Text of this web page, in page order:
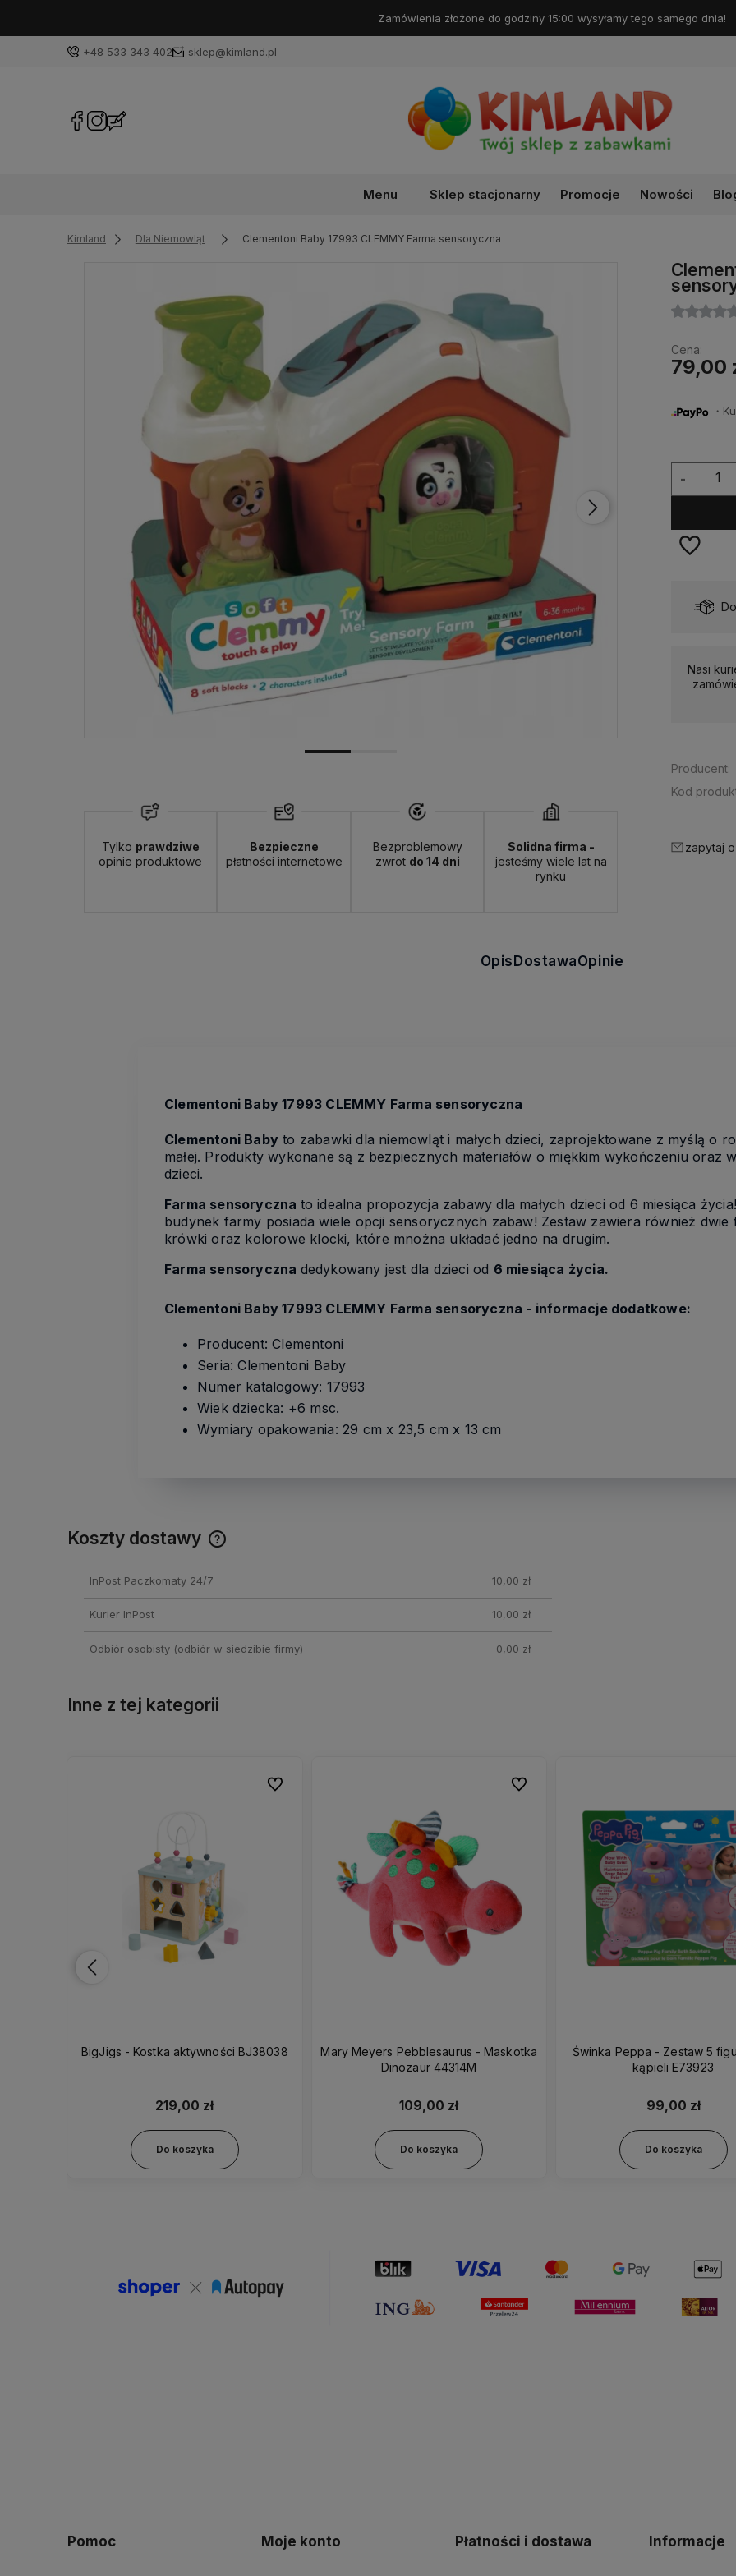
Darmowa dostawa od 99 zł!
+48 533 343 402 sklep@kimland.pl
Menu Sklep stacjonarny Promocje Nowości
Kimland Dla Niemowląt Clementoni Baby 17993 CLEMMY Farma sensoryczna
Tylko prawdziwe
opinie produktowe
Bezpieczne
płatności internetowe
Bezproblemowy
zwrot do 14 dni
Solidna firma -
jesteśmy wiele lat na
rynku
Cena:
79,00
・
-
od 10,00 zł - InPost Paczkomaty 24/7 Dostępność: Dostępny
Nasi
Producent:
Kod
zapytaj
OpisDostawaOpinie
Clementoni Baby 17993 CLEMMY Farma sensoryczna
Clementoni Baby to zabawki dla niemowląt i małych dzieci, zaprojektowane z myślą o
małej. Produkty wykonane są z bezpiecznych materiałów o miękkim wykończeniu oraz
dzieci.
Farma sensoryczna to idealna propozycja zabawy dla małych dzieci od 6 miesiąca
budynek farmy posiada wiele opcji sensorycznych zabaw! Zestaw zawiera również
krówki oraz kolorowe klocki, które mnożna układać jedno na drugim.
Farma sensoryczna dedykowany jest dla dzieci od 6 miesiąca życia.
Clementoni Baby 17993 CLEMMY Farma sensoryczna - informacje dodatkowe:
Producent: Clementoni
Seria: Clementoni Baby
Numer katalogowy: 17993
Wiek dziecka: +6 msc.
Wymiary opakowania: 29 cm x 23,5 cm x 13 cm
Koszty dostawy
InPost Paczkomaty 24/7 10,00 zł
Kurier InPost 10,00 zł
Odbiór osobisty(odbiór w siedzibie firmy) 0,00 zł
Inne z tej kategorii
BigJigs - Kostka aktywności BJ38038
219,00 zł
Do koszyka
Do ulubionych
Do ulubionych
Mary Meyers Pebblesaurus - Maskotka
Dinozaur 44314M
109,00 zł
Do koszyka
Do ulubionych
Do ulubionych
Świnka Peppa - Zestaw 5
kąpieli E73923
99,00 zł
Do koszyka
Pomoc Moje konto Płatności i dostawa Informacje